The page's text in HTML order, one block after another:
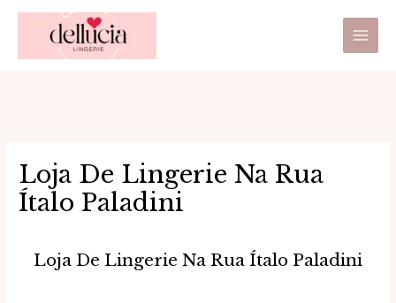
Main
Loja De Lingerie Na Rua
Ítalo Paladini
Loja De Lingerie Na Rua Ítalo Paladini